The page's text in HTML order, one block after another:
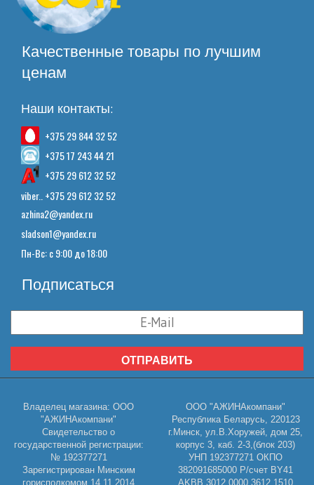
Качественные товары по лучшим
ценам
Наши контакты:
+375 29 844 32 52
+375 17 243 44 21
+375 29 612 32 52
viber.. +375 29 612 32 52
azhina2@yandex.ru
sladson1@yandex.ru
Пн-Вс: с 9:00 до 18:00
Подписаться
ОТПРАВИТЬ
Владелец магазина: ООО
"АЖИНАкомпани"
Свидетельство о
государственной регистрации:
№ 192377271
Зарегистрирован Минским
горисполкомом 14.11.2014
ООО "АЖИНАкомпани"
Республика Беларусь, 220123
г.Минск, ул.В.Хоружей, дом 25,
корпус 3, каб. 2-3,(блок 203)
УНП 192377271 ОКПО
382091685000 Р/счет BY41
AKBB 3012 0000 3612 1510